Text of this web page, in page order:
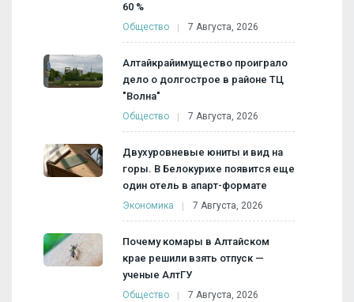
60 %
Общество 7 Августа, 2026
Алтайкрайимущество проиграло
дело о долгострое в районе ТЦ
"Волна"
Общество 7 Августа, 2026
Двухуровневые юниты и вид на
горы. В Белокурихе появится еще
один отель в апарт-формате
Экономика 7 Августа, 2026
Почему комары в Алтайском
крае решили взять отпуск —
ученые АлтГУ
Общество 7 Августа, 2026